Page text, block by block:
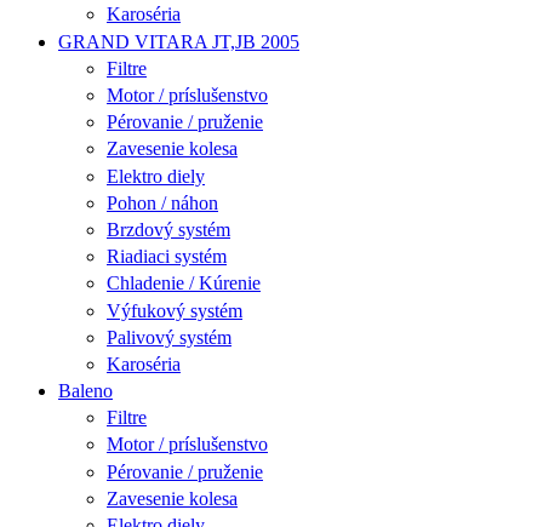
Karoséria
GRAND VITARA JT,JB 2005
Filtre
Motor / príslušenstvo
Pérovanie / pruženie
Zavesenie kolesa
Elektro diely
Pohon / náhon
Brzdový systém
Riadiaci systém
Chladenie / Kúrenie
Výfukový systém
Palivový systém
Karoséria
Baleno
Filtre
Motor / príslušenstvo
Pérovanie / pruženie
Zavesenie kolesa